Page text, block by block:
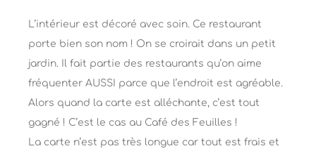
L’intérieur est décoré avec soin. Ce restaurant
porte bien son nom ! On se croirait dans un petit
jardin. Il fait partie des restaurants qu’on aime
fréquenter AUSSI parce que l’endroit est agréable.
Alors quand la carte est alléchante, c’est tout
gagné ! C’est le cas au Café des Feuilles !
La carte n’est pas très longue car tout est frais et